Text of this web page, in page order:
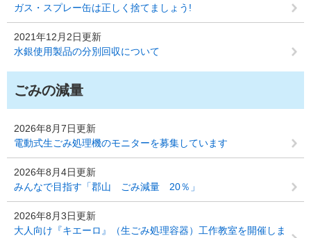
ガス・スプレー缶は正しく捨てましょう!
2021年12月2日更新
水銀使用製品の分別回収について
ごみの減量
2026年8月7日更新
電動式生ごみ処理機のモニターを募集しています
2026年8月4日更新
みんなで目指す「郡山 ごみ減量 20％」
2026年8月3日更新
大人向け『キエーロ』（生ごみ処理容器）工作教室を開催しま